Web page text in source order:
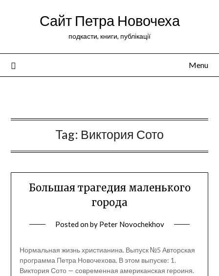
Сайт Петра Новочеха
подкасти, книги, публікації
Menu
Tag: Виктория Сото
Большая трагедия маленького
города
Posted onby Peter Novochekhov
Нормальная жизнь христианина. Выпуск №5 Авторская
программа Петра Новочехова. В этом выпуске: 1.
Виктория Сото — современная американская героиня.